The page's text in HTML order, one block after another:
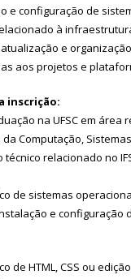
e configuração de
à
e
aos projetos e
inscrição:
na UFSC em área
Computação,
relacionado no
de sistemas
e configuração
de HTML, CSS ou